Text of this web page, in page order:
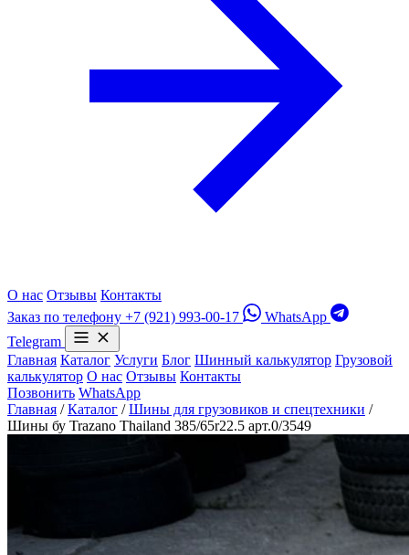
О нас Отзывы Контакты
Заказ по телефону +7 (921) 993-00-17
WhatsApp
Telegram
Главная Каталог Услуги Блог Шинный калькулятор Грузовой
калькулятор О нас Отзывы Контакты
Позвонить WhatsApp
Главная / Каталог / Шины для грузовиков и спецтехники /
Шины бу Trazano Thailand 385/65r22.5 арт.0/3549